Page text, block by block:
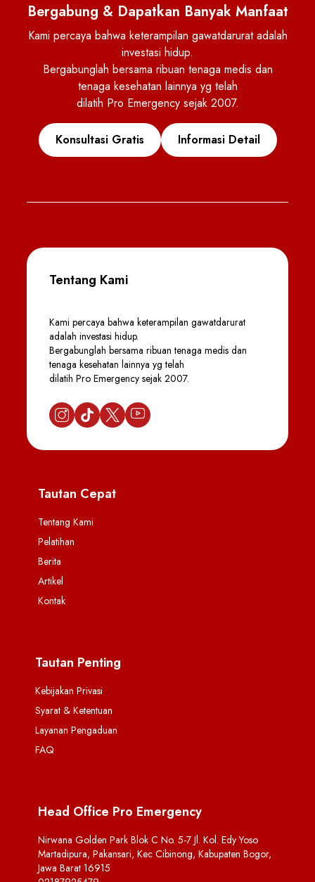
Bergabung & Dapatkan Banyak Manfaat
Kami percaya bahwa keterampilan gawatdarurat adalah
investasi hidup.
Bergabunglah bersama ribuan tenaga medis dan
tenaga kesehatan lainnya yg telah
dilatih Pro Emergency sejak 2007.
Konsultasi Gratis Informasi Detail
Tentang Kami
Kami percaya bahwa keterampilan gawatdarurat
adalah investasi hidup.
Bergabunglah bersama ribuan tenaga medis dan
tenaga kesehatan lainnya yg telah
dilatih Pro Emergency sejak 2007.
Tautan Cepat
Tentang Kami
Pelatihan
Berita
Artikel
Kontak
Tautan Penting
Kebijakan Privasi
Syarat & Ketentuan
Layanan Pengaduan
FAQ
Head Office Pro Emergency
Nirwana Golden Park Blok C No. 5-7 Jl. Kol. Edy Yoso
Martadipura, Pakansari, Kec Cibinong, Kabupaten Bogor,
Jawa Barat 16915